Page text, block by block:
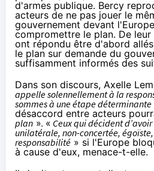
d'armes publique. Bercy
acteurs de ne pas jouer le
gouvernement devant
compromettre le plan. De
ont répondu être d'abord
le plan sur demande du
suffisamment informés des
Dans son discours, Axelle
appellesolennellement à la
sommes à une étape déterminante
désaccord entre acteurs
plan ». « Ceux qui décident
unilatérale, non-concertée,
responsabilité » si l'Europe
à cause d'eux, menace-t-elle.